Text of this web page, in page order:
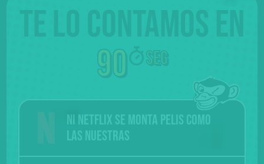
Ni Netflix se monta pelis como
las nuestras
90
seg